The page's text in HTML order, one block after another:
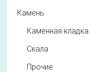
Камень
Каменная кладка
Скала
Прочие